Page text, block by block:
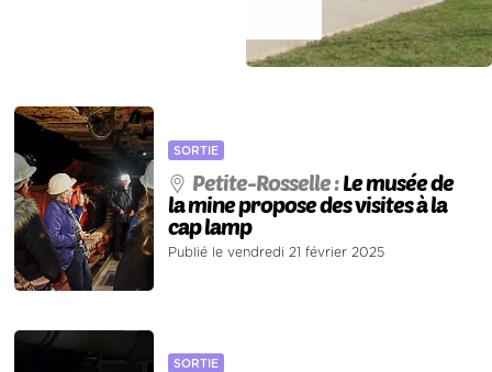
SORTIE
Petite-Rosselle :Le musée de
la mine propose des visites à la
cap lamp
Publié le vendredi 21 février 2025
SORTIE